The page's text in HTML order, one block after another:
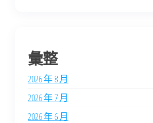
彙整
2026 年 8 月
2026 年 7 月
2026 年 6 月